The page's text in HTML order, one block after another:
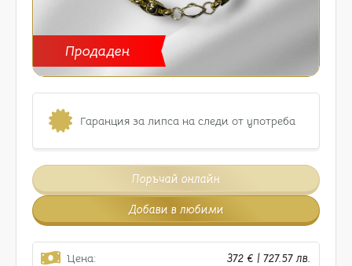
Продаден
Гаранция за липса на следи от употреба
Поръчай онлайн
Добави в любими
Цена: 372 € | 727.57 лв.